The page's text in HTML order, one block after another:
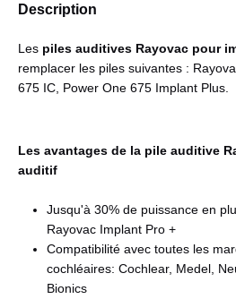
Description
Les piles auditives Rayovac pour
remplacer les piles suivantes :
675 IC, Power One 675 Implant Plus.
Les avantages de la pile auditive
auditif
Jusqu'à 30% de puissance en
Rayovac Implant Pro +
Compatibilité avec toutes les
cochléaires: Cochlear, Medel,
Bionics